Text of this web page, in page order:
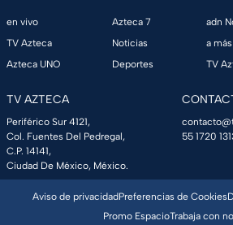
en vivo
TV Azteca
Azteca UNO
Azteca 7
Noticias
Deportes
adn
a
TV
TV AZTECA
Periférico Sur 4121,
Col. Fuentes Del Pedregal,
C.P. 14141,
Ciudad De México, México.
55 1720
Aviso de privacidadPreferencias de Cookies
Promo EspacioTrabaja con